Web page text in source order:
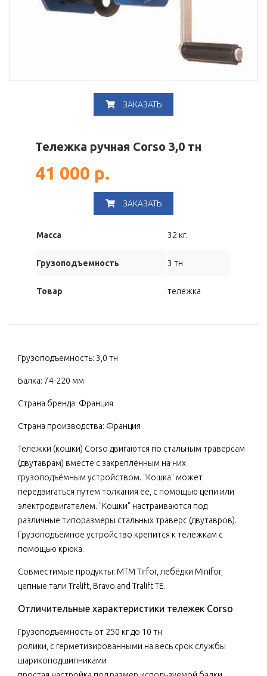
ЗАКАЗАТЬ
Тележка ручная Corso 3,0 тн
41 000 р.
ЗАКАЗАТЬ
Масса 32 кг.
Грузоподъемность 3 тн
Товар тележка
Грузоподъемность: 3,0 тн
Балка: 74-220 мм
Страна бренда: Франция
Страна производства: Франция
Тележки (кошки) Corso двигаются по стальным траверсам
(двутаврам) вместе с закреплённым на них
грузоподъёмным устройством. "Кошка" может
передвигаться путём толкания её, с помощью цепи или
электродвигателем. "Кошки" настраиваются под
различные типоразмеры стальных траверс (двутавров).
Грузоподъёмное устройство крепится к тележкам с
помощью крюка.
Совместимые продукты: МТМ Tirfor, лебёдки Minifor,
цепные тали Tralift, Bravo and Tralift TE.
Отличительные характеристики тележек Corso
Грузоподъемность от 250 кг до 10 тн
ролики, с герметизированными на весь срок службы
шарикоподшипниками